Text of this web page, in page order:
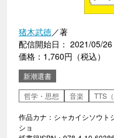
猪木武徳／著
配信開始日： 2021/05/26
価格：1,760円（税込）
新潮選書
哲学・思想
音楽 TTS
作品カナ：シャカイシソウト
ショ